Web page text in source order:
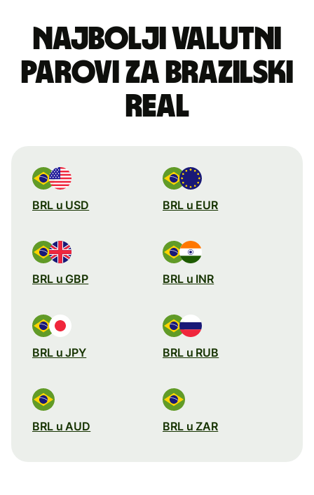
Najbolji valutni
parovi za brazilski
real
BRL u USD BRL u EUR
BRL u GBP BRL u INR
BRL u JPY BRL u RUB
BRL u AUD BRL u ZAR